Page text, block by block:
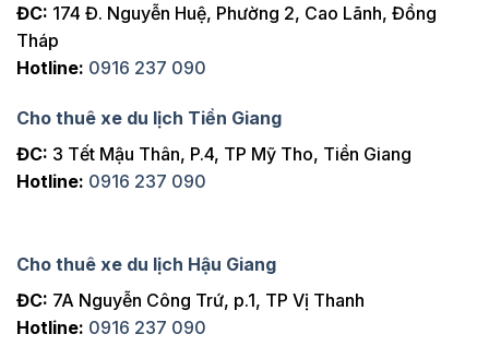
ĐC: 174 Đ. Nguyễn Huệ, Phường 2, Cao Lãnh, Đồng
Tháp
Hotline: 0916 237 090
Cho thuê xe du lịch Tiền Giang
ĐC: 3 Tết Mậu Thân, P.4, TP Mỹ Tho, Tiền Giang
Hotline: 0916 237 090
Cho thuê xe du lịch Hậu Giang
ĐC: 7A Nguyễn Công Trứ, p.1, TP Vị Thanh
Hotline: 0916 237 090